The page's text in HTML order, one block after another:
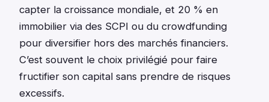
capter la croissance mondiale, et 20 % en
immobilier via des SCPI ou du crowdfunding
pour diversifier hors des marchés financiers.
C’est souvent le choix privilégié pour faire
fructifier son capital sans prendre de risques
excessifs.